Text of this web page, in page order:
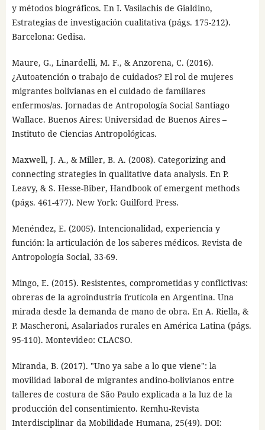
y métodos biográficos. En I. Vasilachis de Gialdino,
Estrategias de investigación cualitativa (págs. 175-212).
Barcelona: Gedisa.
Maure, G., Linardelli, M. F., & Anzorena, C. (2016).
¿Autoatención o trabajo de cuidados? El rol de mujeres
migrantes bolivianas en el cuidado de familiares
enfermos/as. Jornadas de Antropología Social Santiago
Wallace. Buenos Aires: Universidad de Buenos Aires –
Instituto de Ciencias Antropológicas.
Maxwell, J. A., & Miller, B. A. (2008). Categorizing and
connecting strategies in qualitative data analysis. En P.
Leavy, & S. Hesse-Biber, Handbook of emergent methods
(págs. 461-477). New York: Guilford Press.
Menéndez, E. (2005). Intencionalidad, experiencia y
función: la articulación de los saberes médicos. Revista de
Antropología Social, 33-69.
Mingo, E. (2015). Resistentes, comprometidas y conflictivas:
obreras de la agroindustria frutícola en Argentina. Una
mirada desde la demanda de mano de obra. En A. Riella, &
P. Mascheroni, Asalariados rurales en América Latina (págs.
95-110). Montevideo: CLACSO.
Miranda, B. (2017). "Uno ya sabe a lo que viene": la
movilidad laboral de migrantes andino-bolivianos entre
talleres de costura de São Paulo explicada a la luz de la
producción del consentimiento. Remhu-Revista
Interdisciplinar da Mobilidade Humana, 25(49). DOI: